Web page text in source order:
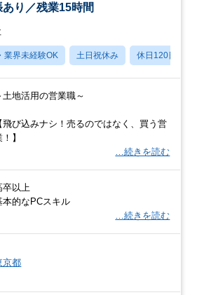
り／残業15時間
業界未経験OK 土日祝休み 休日120日以上
土地活用の営業職～
飛び込みナシ！売るのではなく、買う営
】
…続きを読む
卒以上
本的なPCスキル
…続きを読む
京都